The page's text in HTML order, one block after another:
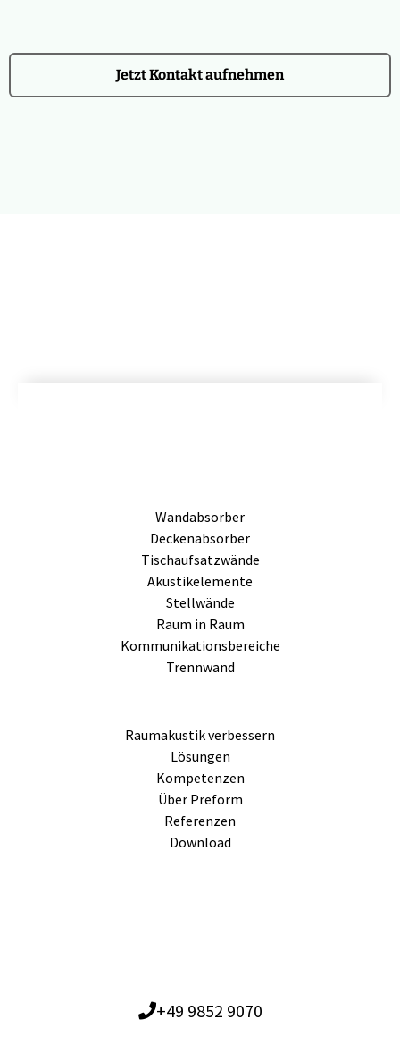
Jetzt Kontakt aufnehmen
Wandabsorber
Deckenabsorber
Tischaufsatzwände
Akustikelemente
Stellwände
Raum in Raum
Kommunikationsbereiche
Trennwand
Raumakustik verbessern
Lösungen
Kompetenzen
Über Preform
Referenzen
Download
+49 9852 9070